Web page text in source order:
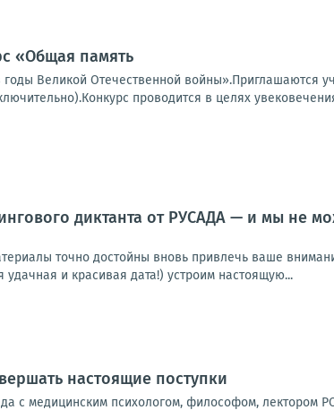
«Общая память
Великой Отечественной войны».Приглашаются
проводится в целях
диктанта от РУСАДА — и мы не
точно достойны вновь привлечь ваше
и красивая дата!) устроим настоящую...
настоящие поступки
с медицинским психологом, философом, лектором